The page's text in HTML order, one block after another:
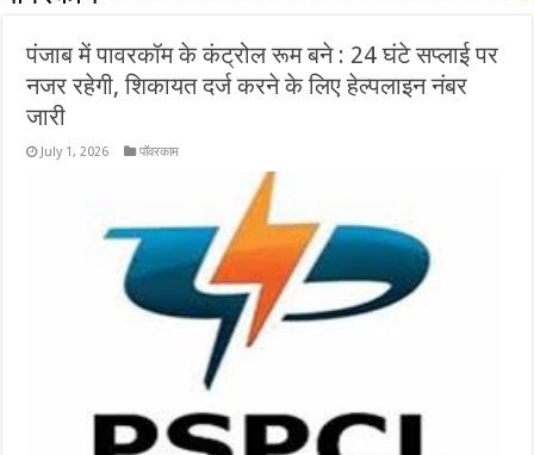
पंजाब में पावरकॉम के कंट्रोल रूम बने : 24 घंटे सप्लाई पर
नजर रहेगी, शिकायत दर्ज करने के लिए हेल्पलाइन नंबर
जारी
July 1, 2026 पॉवरकाम